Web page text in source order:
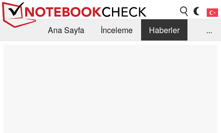
Ana Sayfa İnceleme
Haberler
...